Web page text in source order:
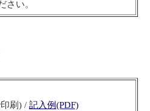
さい。
刷) / 記入例(PDF)